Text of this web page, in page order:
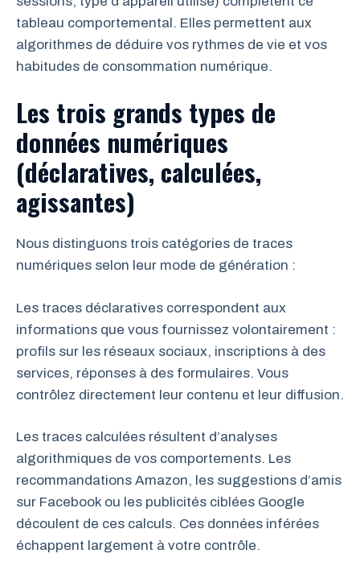
tableau comportemental. Elles permettent aux
algorithmes de déduire vos rythmes de vie et vos
habitudes de consommation numérique.
Les trois grands types de
données numériques
(déclaratives, calculées,
agissantes)
Nous distinguons trois catégories de traces
numériques selon leur mode de génération :
Les traces déclaratives correspondent aux
informations que vous fournissez volontairement :
profils sur les réseaux sociaux, inscriptions à des
services, réponses à des formulaires. Vous
contrôlez directement leur contenu et leur diffusion.
Les traces calculées résultent d’analyses
algorithmiques de vos comportements. Les
recommandations Amazon, les suggestions d’amis
sur Facebook ou les publicités ciblées Google
découlent de ces calculs. Ces données inférées
échappent largement à votre contrôle.